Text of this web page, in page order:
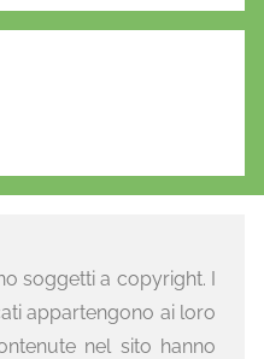
soggetti a copyright. I
appartengono ai loro
nel sito hanno